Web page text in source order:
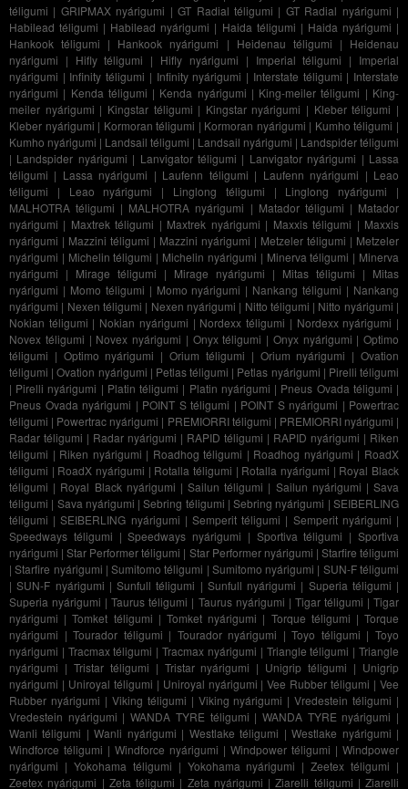
téligumi | GRIPMAX nyárigumi |GT Radial téligumi | GT Radial nyárigumi |
Habilead téligumi | Habilead nyárigumi | Haida téligumi | Haida nyárigumi |
Hankook téligumi | Hankook nyárigumi | Heidenau téligumi | Heidenau
nyárigumi | Hifly téligumi | Hifly nyárigumi | Imperial téligumi | Imperial
nyárigumi | Infinity téligumi | Infinity nyárigumi | Interstate téligumi | Interstate
nyárigumi | Kenda téligumi | Kenda nyárigumi | King-meiler téligumi | King-
meiler nyárigumi | Kingstar téligumi | Kingstar nyárigumi | Kleber téligumi |
Kleber nyárigumi | Kormoran téligumi | Kormoran nyárigumi | Kumho téligumi |
Kumho nyárigumi | Landsail téligumi | Landsail nyárigumi | Landspider téligumi
| Landspider nyárigumi | Lanvigator téligumi | Lanvigator nyárigumi | Lassa
téligumi | Lassa nyárigumi | Laufenn téligumi | Laufenn nyárigumi | Leao
téligumi | Leao nyárigumi | Linglong téligumi | Linglong nyárigumi |
MALHOTRA téligumi | MALHOTRA nyárigumi | Matador téligumi | Matador
nyárigumi | Maxtrek téligumi | Maxtrek nyárigumi | Maxxis téligumi | Maxxis
nyárigumi | Mazzini téligumi | Mazzini nyárigumi | Metzeler téligumi | Metzeler
nyárigumi | Michelin téligumi | Michelin nyárigumi | Minerva téligumi | Minerva
nyárigumi | Mirage téligumi | Mirage nyárigumi | Mitas téligumi | Mitas
nyárigumi | Momo téligumi | Momo nyárigumi | Nankang téligumi | Nankang
nyárigumi | Nexen téligumi | Nexen nyárigumi | Nitto téligumi | Nitto nyárigumi |
Nokian téligumi | Nokian nyárigumi | Nordexx téligumi | Nordexx nyárigumi |
Novex téligumi | Novex nyárigumi | Onyx téligumi | Onyx nyárigumi | Optimo
téligumi | Optimo nyárigumi |Orium téligumi | Orium nyárigumi |Ovation
téligumi |Ovation nyárigumi | Petlas téligumi | Petlas nyárigumi | Pirelli téligumi
| Pirelli nyárigumi | Platin téligumi | Platin nyárigumi | Pneus Ovada téligumi |
Pneus Ovada nyárigumi | POINT S téligumi | POINT S nyárigumi | Powertrac
téligumi | Powertrac nyárigumi | PREMIORRI téligumi | PREMIORRI nyárigumi |
Radar téligumi | Radar nyárigumi | RAPID téligumi | RAPID nyárigumi | Riken
téligumi | Riken nyárigumi | Roadhog téligumi | Roadhog nyárigumi | RoadX
téligumi | RoadX nyárigumi | Rotalla téligumi | Rotalla nyárigumi | Royal Black
téligumi | Royal Black nyárigumi |Sailun téligumi | Sailun nyárigumi |Sava
téligumi | Sava nyárigumi |Sebring téligumi |Sebring nyárigumi |SEIBERLING
téligumi |SEIBERLING nyárigumi |Semperit téligumi | Semperit nyárigumi |
Speedways téligumi |Speedways nyárigumi | Sportiva téligumi |Sportiva
nyárigumi |Star Performer téligumi | Star Performer nyárigumi | Starfire téligumi
|Starfire nyárigumi |Sumitomo téligumi | Sumitomo nyárigumi | SUN-F téligumi
|SUN-F nyárigumi | Sunfull téligumi | Sunfull nyárigumi | Superia téligumi |
Superia nyárigumi |Taurus téligumi | Taurus nyárigumi | Tigar téligumi |Tigar
nyárigumi |Tomket téligumi | Tomket nyárigumi | Torque téligumi |Torque
nyárigumi |Tourador téligumi | Tourador nyárigumi |Toyo téligumi |Toyo
nyárigumi | Tracmax téligumi |Tracmax nyárigumi | Triangle téligumi |Triangle
nyárigumi | Tristar téligumi | Tristar nyárigumi | Unigrip téligumi | Unigrip
nyárigumi | Uniroyal téligumi | Uniroyal nyárigumi |Vee Rubber téligumi |Vee
Rubber nyárigumi | Viking téligumi | Viking nyárigumi |Vredestein téligumi |
Vredestein nyárigumi |WANDA TYRE téligumi | WANDA TYRE nyárigumi |
Wanli téligumi |Wanli nyárigumi | Westlake téligumi |Westlake nyárigumi |
Windforce téligumi | Windforce nyárigumi | Windpower téligumi | Windpower
nyárigumi | Yokohama téligumi | Yokohama nyárigumi |Zeetex téligumi |
Zeetex nyárigumi | Zeta téligumi | Zeta nyárigumi |Ziarelli téligumi | Ziarelli